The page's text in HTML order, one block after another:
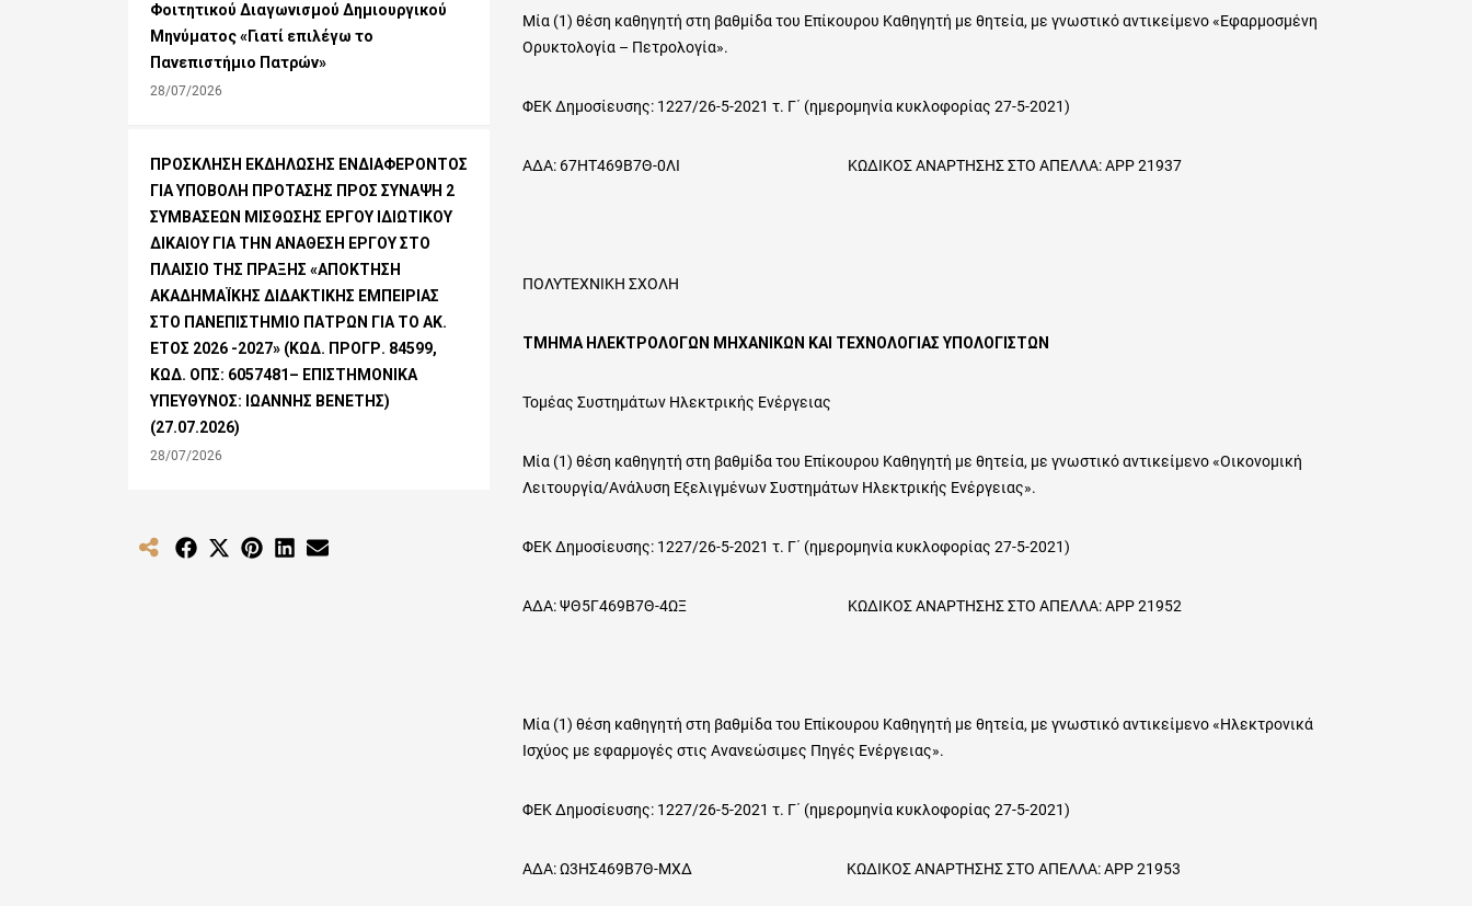
Μία (1) θέση καθηγητή στη βαθμίδα του Επίκουρου Καθηγητή με θητεία, με γνωστικό αντικείμενο «Εφαρμοσμένη
Ορυκτολογία – Πετρολογία».
ΦΕΚ Δημοσίευσης: 1227/26-5-2021 τ. Γ΄ (ημερομηνία κυκλοφορίας 27-5-2021)
ΑΔΑ: 67ΗΤ469Β7Θ-0ΛΙ ΚΩΔΙΚΟΣ ΑΝΑΡΤΗΣΗΣ ΣΤΟ ΑΠΕΛΛΑ: ΑΡΡ 21937
ΠΟΛΥΤΕΧΝΙΚΗ ΣΧΟΛΗ
ΤΜΗΜΑ ΗΛΕΚΤΡΟΛΟΓΩΝ ΜΗΧΑΝΙΚΩΝ ΚΑΙ ΤΕΧΝΟΛΟΓΙΑΣ ΥΠΟΛΟΓΙΣΤΩΝ
Τομέας Συστημάτων Ηλεκτρικής Ενέργειας
Μία (1) θέση καθηγητή στη βαθμίδα του Επίκουρου Καθηγητή με θητεία, με γνωστικό αντικείμενο «Οικονομική
Λειτουργία/Ανάλυση Εξελιγμένων Συστημάτων Ηλεκτρικής Ενέργειας».
ΦΕΚ Δημοσίευσης: 1227/26-5-2021 τ. Γ΄ (ημερομηνία κυκλοφορίας 27-5-2021)
ΑΔΑ: ΨΘ5Γ469Β7Θ-4ΩΞ ΚΩΔΙΚΟΣ ΑΝΑΡΤΗΣΗΣ ΣΤΟ ΑΠΕΛΛΑ: ΑΡΡ 21952
Μία (1) θέση καθηγητή στη βαθμίδα του Επίκουρου Καθηγητή με θητεία, με γνωστικό αντικείμενο «Ηλεκτρονικά
Ισχύος με εφαρμογές στις Ανανεώσιμες Πηγές Ενέργειας».
ΦΕΚ Δημοσίευσης: 1227/26-5-2021 τ. Γ΄ (ημερομηνία κυκλοφορίας 27-5-2021)
ΑΔΑ: Ω3ΗΣ469Β7Θ-ΜΧΔ ΚΩΔΙΚΟΣ ΑΝΑΡΤΗΣΗΣ ΣΤΟ ΑΠΕΛΛΑ: ΑΡΡ 21953
Φοιτητικού Διαγωνισμού Δημιουργικού
Μηνύματος «Γιατί επιλέγω το
Πανεπιστήμιο Πατρών»
28/07/2026
ΠΡΟΣΚΛΗΣΗ ΕΚΔΗΛΩΣΗΣ ΕΝΔΙΑΦΕΡΟΝΤΟΣ
ΓΙΑ ΥΠΟΒΟΛΗ ΠΡΟΤΑΣΗΣ ΠΡΟΣ ΣΥΝΑΨΗ 2
ΣΥΜΒΑΣΕΩΝ ΜΙΣΘΩΣΗΣ ΕΡΓΟΥ ΙΔΙΩΤΙΚΟΥ
ΔΙΚΑΙΟΥ ΓΙΑ ΤΗΝ ΑΝΑΘΕΣΗ ΕΡΓΟΥ ΣΤΟ
ΠΛΑΙΣΙΟ ΤΗΣ ΠΡΑΞΗΣ «ΑΠΟΚΤΗΣΗ
ΑΚΑΔΗΜΑΪΚΗΣ ΔΙΔΑΚΤΙΚΗΣ ΕΜΠΕΙΡΙΑΣ
ΣΤΟ ΠΑΝΕΠΙΣΤΗΜΙΟ ΠΑΤΡΩΝ ΓΙΑ ΤΟ ΑΚ.
ΕΤΟΣ 2026 -2027» (ΚΩΔ. ΠΡΟΓΡ. 84599,
ΚΩΔ. ΟΠΣ: 6057481– ΕΠΙΣΤΗΜΟΝΙΚΑ
ΥΠΕΥΘΥΝΟΣ: ΙΩΑΝΝΗΣ ΒΕΝΕΤΗΣ)
(27.07.2026)
28/07/2026
Share Share Share Share